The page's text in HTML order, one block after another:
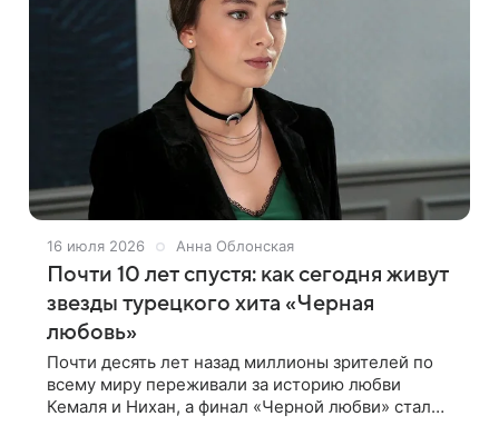
16 июля 2026 Анна Облонская
Почти 10 лет спустя: как сегодня живут
звезды турецкого хита «Черная
любовь»
Почти десять лет назад миллионы зрителей по
всему миру переживали за историю любви
Кемаля и Нихан, а финал «Черной любви» стал